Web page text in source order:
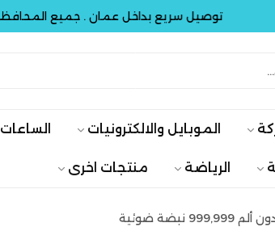
توصيل سريع بداخل عمان . جميع المحافظات
الموبايل والالكترونيات الساعات
الرياضة منتجات اخرى
ضوئية